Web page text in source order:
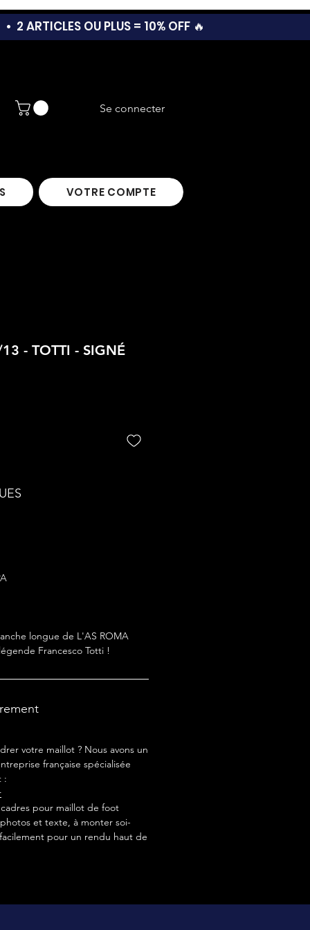
• 2 ARTICLES OU PLUS = 10% OFF 🔥
Se connecter
VOTRE COMPTE
- TOTTI - SIGNÉ
longue de L'AS ROMA
Francesco Totti !
votre maillot ? Nous avons un
française spécialisée
:
pour maillot de foot
et texte, à monter soi-
pour un rendu haut de